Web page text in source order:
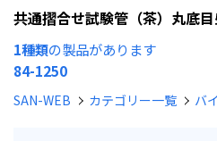
共通摺合せ試験管（茶）丸底
1種類の製品があります
84-1250
SAN-WEB カテゴリー一覧 バ